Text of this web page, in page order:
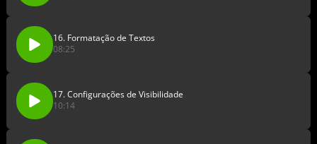
16. Formatação de Textos
08:25
17. Configurações de Visibilidade
10:14